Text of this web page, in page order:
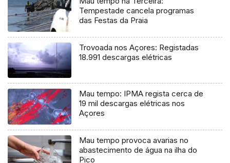
Tempestade cancela programas
das Festas da Praia
Trovoada nos Açores: Registadas
18.991 descargas elétricas
Mau tempo: IPMA regista cerca de
19 mil descargas elétricas nos
Açores
Mau tempo provoca avarias no
abastecimento de água na ilha do
Pico